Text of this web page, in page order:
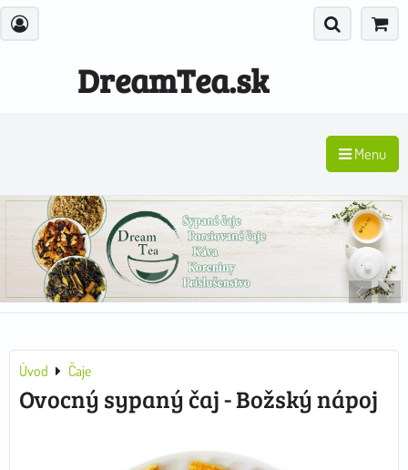
DreamTea.sk
Menu
Úvod Čaje
Ovocný sypaný čaj - Božský nápoj